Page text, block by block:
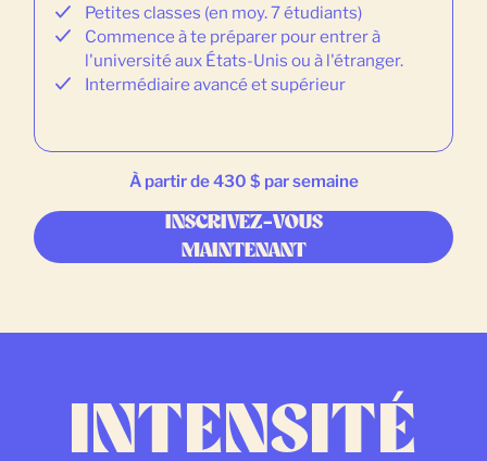
Petites classes (en moy. 7 étudiants)
Commence à te préparer pour entrer à
l'université aux États-Unis ou à l'étranger.
Intermédiaire avancé et supérieur
À partir de 430 $ par semaine
INSCRIVEZ-VOUS
MAINTENANT
INTENSITÉ